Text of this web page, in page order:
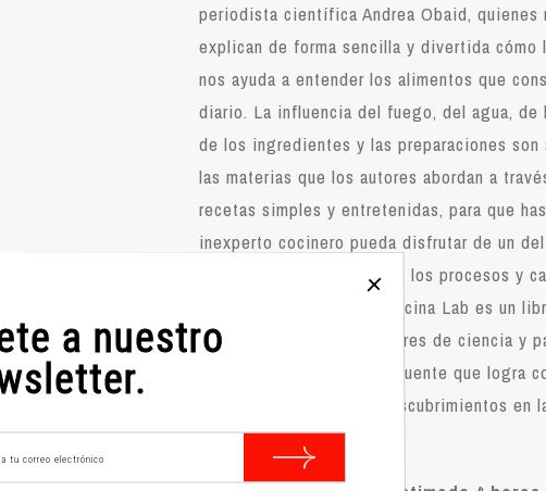
periodista científica Andrea Obaid, quienes
explican de forma sencilla y divertida cómo
nos ayuda a entender los alimentos que
diario. La influencia del fuego, del agua, de
de los ingredientes y las preparaciones son
las materias que los autores abordan a
recetas simples y entretenidas, para que
inexperto cocinero pueda disfrutar de un
platillo y comprenda todos los procesos y
implica su preparación. Cocina Lab es un
fundamental para los lectores de ciencia y
amantes de la cocina, un puente que logra
historia universal y los descubrimientos en
áreas del conocimiento.
+
a nuestro